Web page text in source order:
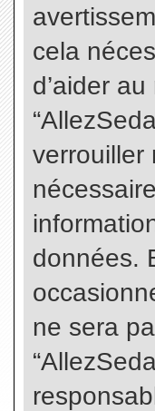
cela
d’aider
verrouiller
données.
ne sera